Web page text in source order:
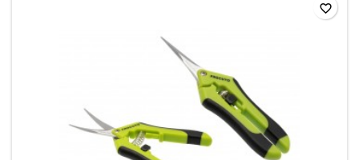
favorite_border